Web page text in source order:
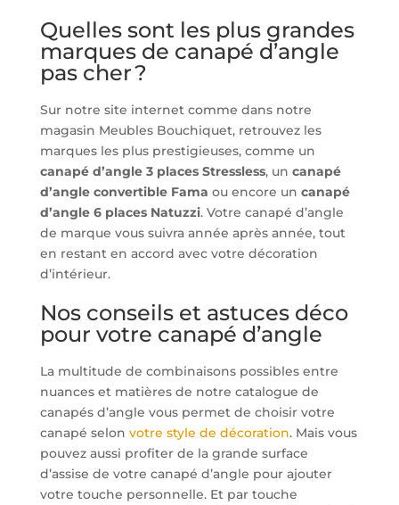
Quelles sont les plus grandes
marques de canapé d’angle
pas cher ?
Sur notre site internet comme dans notre
magasin Meubles Bouchiquet, retrouvez les
marques les plus prestigieuses, comme un
canapé d’angle 3 places Stressless, un canapé
d’angle convertible Fama ou encore un canapé
d’angle 6 places Natuzzi. Votre canapé d’angle
de marque vous suivra année après année, tout
en restant en accord avec votre décoration
d’intérieur.
Nos conseils et astuces déco
pour votre canapé d’angle
La multitude de combinaisons possibles entre
nuances et matières de notre catalogue de
canapés d’angle vous permet de choisir votre
canapé selon votre style de décoration. Mais vous
pouvez aussi profiter de la grande surface
d’assise de votre canapé d’angle pour ajouter
votre touche personnelle. Et par touche